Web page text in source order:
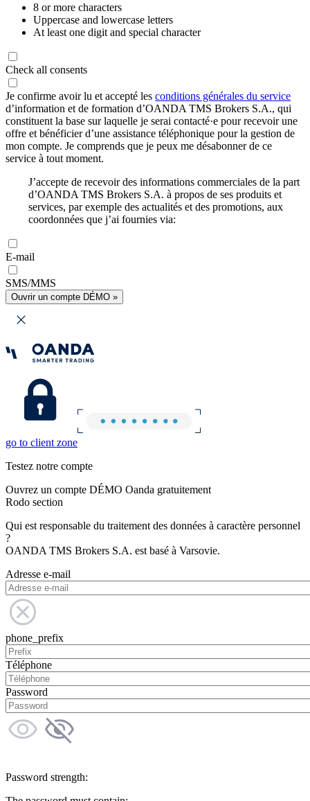
8 or more characters
Uppercase and lowercase letters
At least one digit and special character
Check all consents
Je confirme avoir lu et accepté les conditions générales du service
d’information et de formation d’OANDA TMS Brokers S.A., qui
constituent la base sur laquelle je serai contacté·e pour recevoir une
offre et bénéficier d’une assistance téléphonique pour la gestion de
mon compte. Je comprends que je peux me désabonner de ce
service à tout moment.
J’accepte de recevoir des informations commerciales de la part
d’OANDA TMS Brokers S.A. à propos de ses produits et
services, par exemple des actualités et des promotions, aux
coordonnées que j’ai fournies via:
E-mail
SMS/MMS
Ouvrir un compte DÉMO »
go to client zone
Testez notre compte
Ouvrez un compte DÉMO Oanda gratuitement
Rodo section
Qui est responsable du traitement des données à caractère personnel
?
OANDA TMS Brokers S.A. est basé à Varsovie.
Adresse e-mail
phone_prefix
Téléphone
Password
Password strength: